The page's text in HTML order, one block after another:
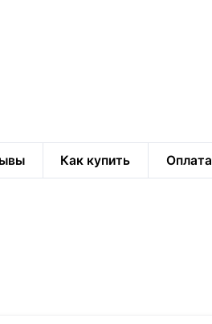
Как купить Оплата